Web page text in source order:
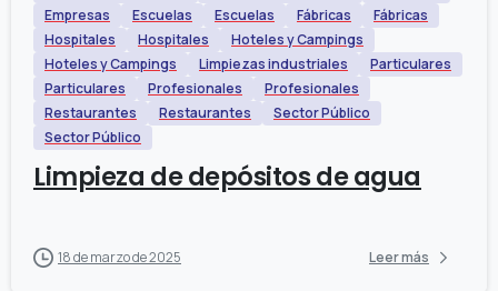
Empresas
Escuelas Escuelas Fábricas
Fábricas
Hospitales
Hospitales
Hoteles y Campings
Hoteles y Campings
Limpiezas industriales
Particulares
Particulares
Profesionales
Profesionales
Restaurantes
Restaurantes
Sector Público
Sector Público
Limpieza de depósitos de agua
18 de marzo de 2025 Leer más